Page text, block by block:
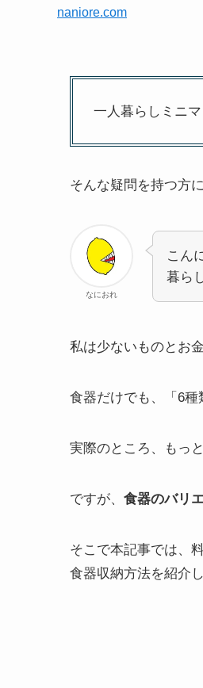
naniore.com
一人暮らしミニ
そんな疑問を持つ方に
なにおれ
こん
暮ら
私は少ないものとお
食器だけでも、「6種
実際のところ、もっ
ですが、 食器のバリ
そこで本記事では、
食器収納方法を紹介し